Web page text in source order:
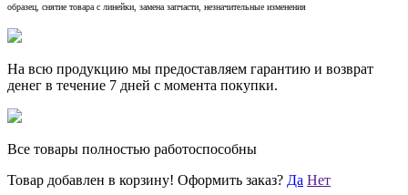
образец, снятие товара с линейки, замена запчасти, незначительные изменения
На всю продукцию мы предоставляем гарантию и возврат
денег в течение 7 дней с момента покупки.
Все товары полностью работоспособны
Товар добавлен в корзину! Оформить заказ? Да Нет